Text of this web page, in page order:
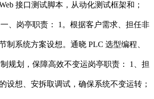
接口测试脚本，从动化测试框架和；
、岗亭职责： 1。根据客户需求、担任非
制系统方案设想。通晓 PLC 选型编程、
规划，保障高效不变运岗亭职责： 1、担
设想、安拆取调试，确保系统不变运转；